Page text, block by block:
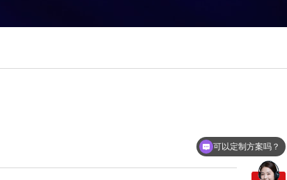
可以定制方案吗？